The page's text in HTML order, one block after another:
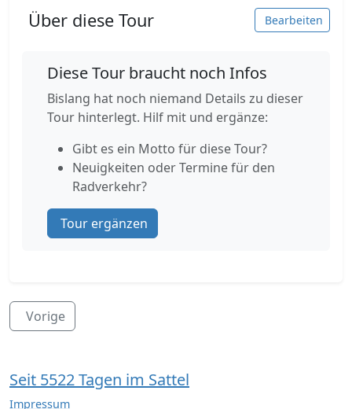
Über diese Tour Bearbeiten
Diese Tour braucht noch Infos
Bislang hat noch niemand Details zu dieser
Tour hinterlegt. Hilf mit und ergänze:
Gibt es ein Motto für diese Tour?
Neuigkeiten oder Termine für den
Radverkehr?
Tour ergänzen
Vorige
Seit 5522 Tagen im Sattel
Impressum